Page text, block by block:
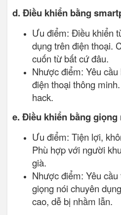
d. Điều khiển bằng
Ưu điểm: Điều khiển
dụng trên điện thoại.
cuốn từ bất cứ đâu.
Nhược điểm: Yêu
điện thoại thông
hack.
e. Điều khiển bằng giọng
Ưu điểm: Tiện lợi,
Phù hợp với người
già.
Nhược điểm: Yêu
giọng nói chuyên
cao, dễ bị nhầm lẫn.